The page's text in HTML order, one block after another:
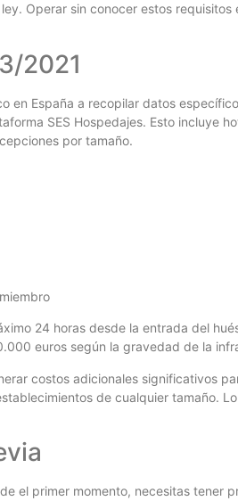
Operar sin conocer estos requisitos
2021
en España a recopilar datos
SES Hospedajes. Esto incluye
por tamaño.
24 horas desde la entrada del
euros según la gravedad de la
costos adicionales significativos
de cualquier tamaño.
el primer momento, necesitas tener